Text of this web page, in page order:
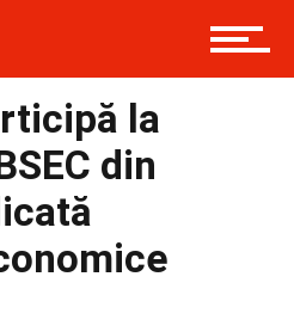
la
din